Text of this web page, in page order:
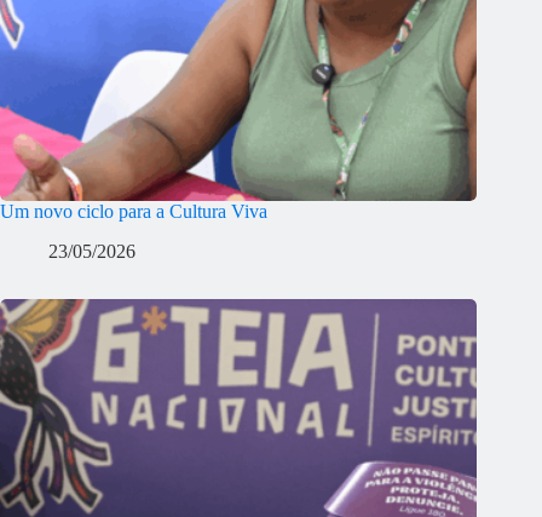
Um novo ciclo para a Cultura Viva
23/05/2026